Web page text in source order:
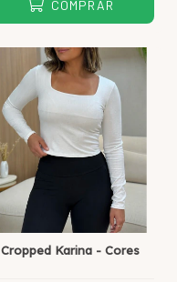
COMPRAR
Cropped Karina - Cores